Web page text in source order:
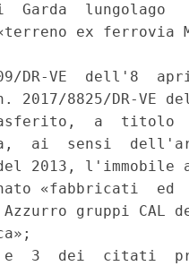
Garda  lungolago
ex ferrovia
DR-VE  dell'8
2017/8825/DR-
a  titolo
ai  sensi
2013, l'immobile
«fabbricati
gruppi CAL
3  dei  citati